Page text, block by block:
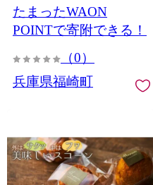
たまったWAON
POINTで寄附できる！
（0）
兵庫県福崎町